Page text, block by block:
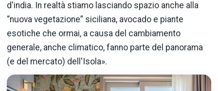
d'india. In realtà stiamo lasciando spazio anche alla
“nuova vegetazione” siciliana, avocado e piante
esotiche che ormai, a causa del cambiamento
generale, anche climatico, fanno parte del panorama
(e del mercato) dell'Isola».